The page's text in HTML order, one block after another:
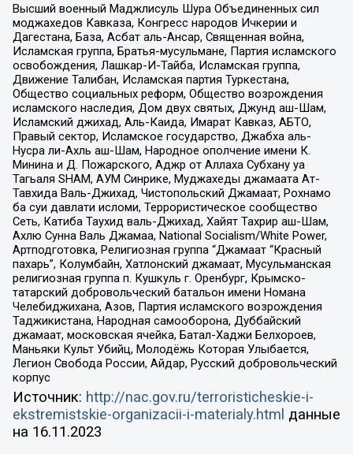
Высший военный Маджлисуль Шура Объединенных сил
моджахедов Кавказа, Конгресс народов Ичкерии и
Дагестана, База, Асбат аль-Ансар, Священная война,
Исламская группа, Братья-мусульмане, Партия исламского
освобождения, Лашкар-И-Тайба, Исламская группа,
Движение Талибан, Исламская партия Туркестана,
Общество социальных реформ, Общество возрождения
исламского наследия, Дом двух святых, Джунд аш-Шам,
Исламский джихад, Аль-Каида, Имарат Кавказ, АБТО,
Правый сектор, Исламское государство, Джабха аль-
Нусра ли-Ахль аш-Шам, Народное ополчение имени К.
Минина и Д. Пожарского, Аджр от Аллаха Субхану уа
Тагьаля SHAM, АУМ Синрике, Муджахеды джамаата Ат-
Тавхида Валь-Джихад, Чистопольский Джамаат, Рохнамо
ба суи давлати исломи, Террористическое сообщество
Сеть, Катиба Таухид валь-Джихад, Хайят Тахрир аш-Шам,
Ахлю Сунна Валь Джамаа, National Socialism/White Power,
Артподготовка, Религиозная группа “Джамаат “Красный
пахарь”, Колумбайн, Хатлонский джамаат, Мусульманская
религиозная группа п. Кушкуль г. Оренбург, Крымско-
татарский добровольческий батальон имени Номана
Челебиджихана, Азов, Партия исламского возрождения
Таджикистана, Народная самооборона, Дуббайский
джамаат, московская ячейка, Батал-Хаджи Белхороев,
Маньяки Культ Убийц, Молодёжь Которая Улыбается,
Легион Свобода России, Айдар, Русский добровольческий
корпус
Источник: http://nac.gov.ru/terroristicheskie-i-
ekstremistskie-organizacii-i-materialy.html данные
на 16.11.2023